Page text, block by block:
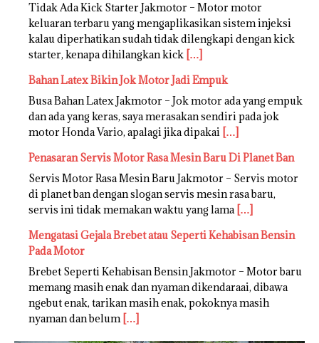
Tidak Ada Kick Starter Jakmotor – Motor motor
keluaran terbaru yang mengaplikasikan sistem injeksi
kalau diperhatikan sudah tidak dilengkapi dengan kick
starter, kenapa dihilangkan kick […]
Bahan Latex Bikin Jok Motor Jadi Empuk
Busa Bahan Latex Jakmotor – Jok motor ada yang empuk
dan ada yang keras, saya merasakan sendiri pada jok
motor Honda Vario, apalagi jika dipakai […]
Penasaran Servis Motor Rasa Mesin Baru Di Planet Ban
Servis Motor Rasa Mesin Baru Jakmotor – Servis motor
di planet ban dengan slogan servis mesin rasa baru,
servis ini tidak memakan waktu yang lama […]
Mengatasi Gejala Brebet atau Seperti Kehabisan Bensin
Pada Motor
Brebet Seperti Kehabisan Bensin Jakmotor – Motor baru
memang masih enak dan nyaman dikendaraai, dibawa
ngebut enak, tarikan masih enak, pokoknya masih
nyaman dan belum […]